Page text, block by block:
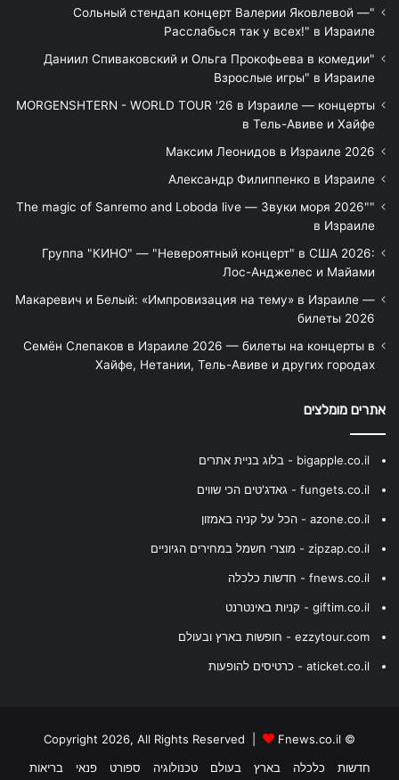
"Сольный стендап концерт Валерии Яковлевой —
Расслабься так у всех!" в Израиле
"Даниил Спиваковский и Ольга Прокофьева в комедии
Взрослые игры" в Израиле
MORGENSHTERN - WORLD TOUR '26 в Израиле — концерты
в Тель-Авиве и Хайфе
Максим Леонидов в Израиле 2026
Александр Филиппенко в Израиле
"The magic of Sanremo and Loboda live — Звуки моря 2026"
в Израиле
Группа "КИНО" — "Невероятный концерт" в США 2026:
Лос-Анджелес и Майами
Макаревич и Белый: «Импровизация на тему» в Израиле —
билеты 2026
Семён Слепаков в Израиле 2026 — билеты на концерты в
Хайфе, Нетании, Тель-Авиве и других городах
אתרים מומלצים
bigapple.co.il - בלוג בניית אתרים
fungets.co.il - גאדג'טים הכי שווים
azone.co.il - הכל על קניה באמזון
zipzap.co.il - מוצרי חשמל במחירים הגיוניים
fnews.co.il - חדשות כלכלה
giftim.co.il - קניות באינטרנט
ezzytour.com - חופשות בארץ ובעולם
aticket.co.il - כרטיסים להופעות
© Copyright 2026, All Rights Reserved |
Fnews.co.il
חדשות
כלכלה בארץ בעולם טכנולוגיה ספורט פנאי בריאות